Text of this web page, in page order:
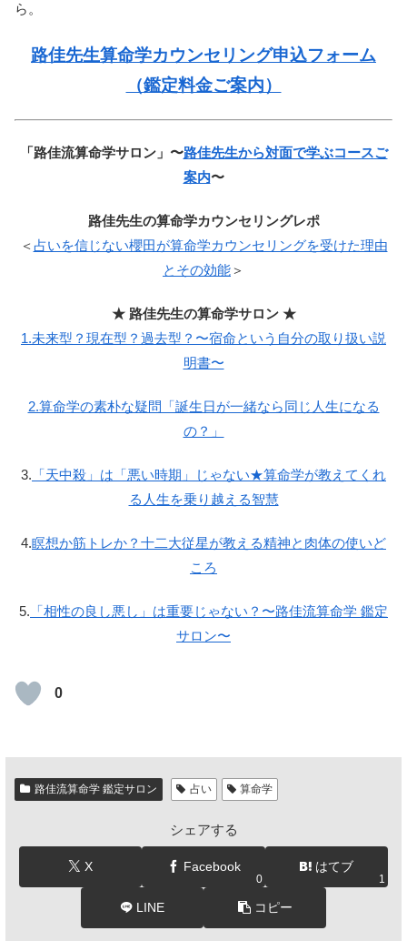
ら。
路佳先生算命学カウンセリング申込フォーム
（鑑定料金ご案内）
「路佳流算命学サロン」〜路佳先生から対面で学ぶコースご
案内〜
路佳先生の算命学カウンセリングレポ
＜占いを信じない櫻田が算命学カウンセリングを受けた理由
とその効能＞
★ 路佳先生の算命学サロン ★
1.未来型？現在型？過去型？〜宿命という自分の取り扱い説
明書〜
2.算命学の素朴な疑問「誕生日が一緒なら同じ人生になる
の？」
3. 「天中殺」は「悪い時期」じゃない★算命学が教えてくれ
る人生を乗り越える智慧
4.瞑想か筋トレか？十二大従星が教える精神と肉体の使いど
ころ
5. 「相性の良し悪し」は重要じゃない？〜路佳流算命学 鑑定
サロン〜
0
路佳流算命学 鑑定サロン 占い 算命学
シェアする
X Facebook
0
はてブ
1
LINE コピー